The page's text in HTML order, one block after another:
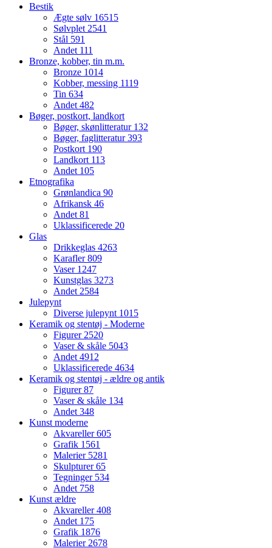
Bestik
Ægte sølv 16515
Sølvplet2541
Stål 591
Andet 111
Bronze, kobber, tin m.m.
Bronze 1014
Kobber, messing 1119
Tin 634
Andet482
Bøger, postkort, landkort
Bøger, skønlitteratur 132
Bøger, faglitteratur393
Postkort 190
Landkort 113
Andet 105
Etnografika
Grønlandica 90
Afrikansk 46
Andet81
Uklassificerede 20
Glas
Drikkeglas 4263
Karafler809
Vaser 1247
Kunstglas 3273
Andet2584
Julepynt
Diverse julepynt 1015
Keramik og stentøj - Moderne
Figurer2520
Vaser & skåle 5043
Andet4912
Uklassificerede 4634
Keramik og stentøj - ældre og antik
Figurer87
Vaser & skåle 134
Andet348
Kunst moderne
Akvareller605
Grafik 1561
Malerier 5281
Skulpturer65
Tegninger 534
Andet 758
Kunst ældre
Akvareller408
Andet 175
Grafik 1876
Malerier2678